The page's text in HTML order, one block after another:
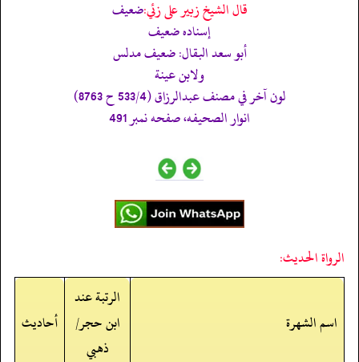
قال الشيخ زبير على زئي:ضعيف
إسناده ضعيف
أبو سعد البقال: ضعيف مدلس
ولابن عينة
لون آخر في مصنف عبدالرزاق (533/4 ح 8763)
انوار الصحيفه، صفحه نمبر 491
الرواة الحديث:
اسم الشهرة
الرتبة عند
ابن حجر/
ذهبي
أحاديث